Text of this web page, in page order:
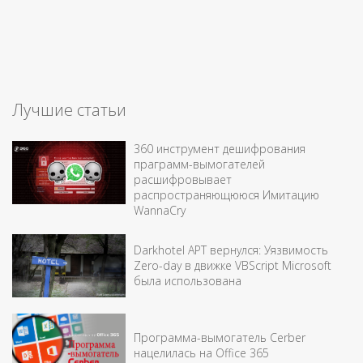
Лучшие статьи
360 инструмент дешифрования
праграмм-вымогателей
расшифровывает
распространяющююся Имитацию
WannaCry
Darkhotel APT вернулся: Уязвимость
Zero-day в движке VBScript Microsoft
была использована
Программа-вымогатель Cerber
нацелилась на Office 365